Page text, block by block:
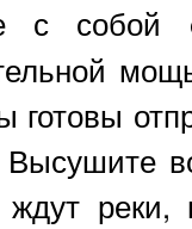
с собой
готовы
Высушите
реки,